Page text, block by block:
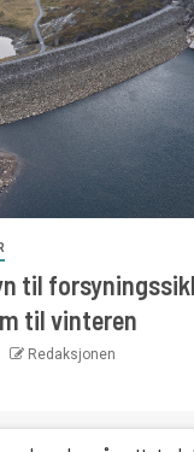
til
til vinteren
Redaksjonen